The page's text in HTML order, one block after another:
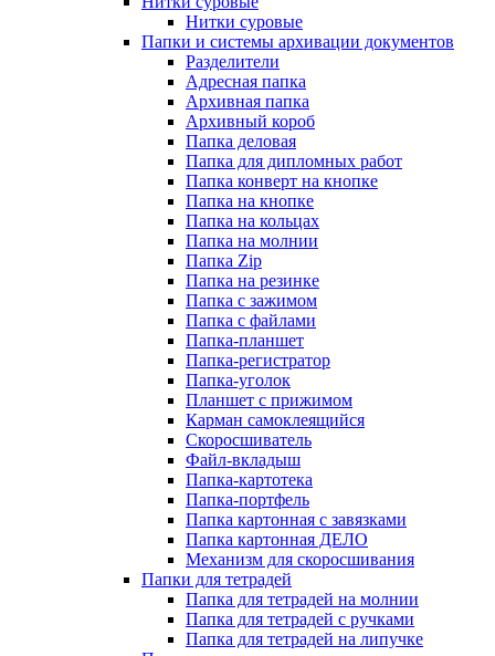
Нитки суровые
Папки и системы архивации документов
Разделители
Адресная папка
Архивная папка
Архивный короб
Папка деловая
Папка для дипломных работ
Папка конверт на кнопке
Папка на кнопке
Папка на кольцах
Папка на молнии
Папка Zip
Папка на резинке
Папка с зажимом
Папка с файлами
Папка-планшет
Папка-регистратор
Папка-уголок
Планшет с прижимом
Карман самоклеящийся
Скоросшиватель
Файл-вкладыш
Папка-картотека
Папка-портфель
Папка картонная с завязками
Папка картонная ДЕЛО
Механизм для скоросшивания
Папки для тетрадей
Папка для тетрадей на молнии
Папка для тетрадей с ручками
Папка для тетрадей на липучке